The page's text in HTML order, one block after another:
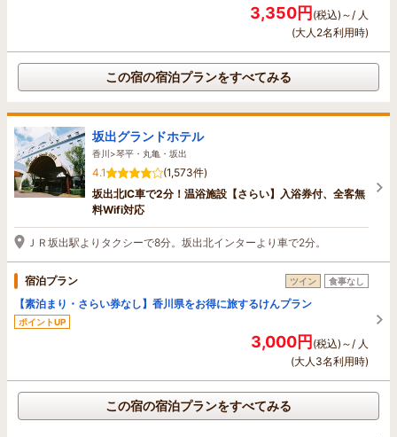
3,350円(税込)～/ 人
(大人2名利用時)
この宿の宿泊プランをすべてみる
坂出グランドホテル
香川>琴平・丸亀・坂出
4.1
(1,573件)
坂出北IC車で2分！温浴施設【さらい】入浴券付、全客無
料Wifi対応
ＪＲ坂出駅よりタクシーで8分。坂出北インターより車で2分。
宿泊プラン ツイン 食事なし
【素泊まり・さらい券なし】香川県をお得に旅するけんプラン
ポイントUP
3,000円(税込)～/ 人
(大人3名利用時)
この宿の宿泊プランをすべてみる